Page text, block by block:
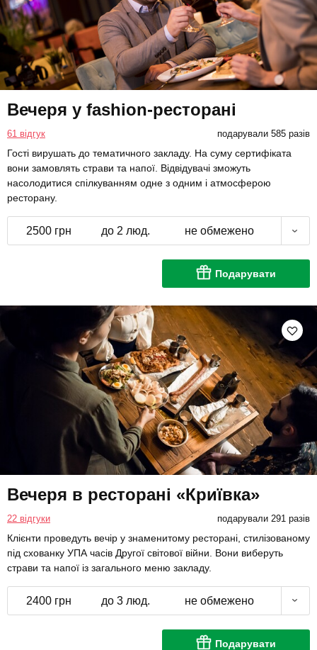
Вечеря у fashion-ресторані
61 відгук подарували 585 разів
Гості вирушать до тематичного закладу. На суму сертифіката
вони замовлять страви та напої. Відвідувачі зможуть
насолодитися спілкуванням одне з одним і атмосферою
ресторану.
2500 грн до 2 люд. не обмежено
Подарувати
Вечеря в ресторані «Криївка»
22 відгуки подарували 291 разів
Клієнти проведуть вечір у знаменитому ресторані, стилізованому
під схованку УПА часів Другої світової війни. Вони виберуть
страви та напої із загального меню закладу.
2400 грн до 3 люд. не обмежено
Подарувати